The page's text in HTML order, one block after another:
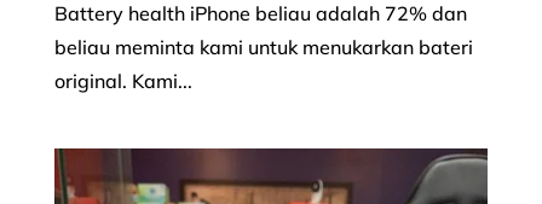
Battery health iPhone beliau adalah 72% dan
beliau meminta kami untuk menukarkan bateri
original. Kami...